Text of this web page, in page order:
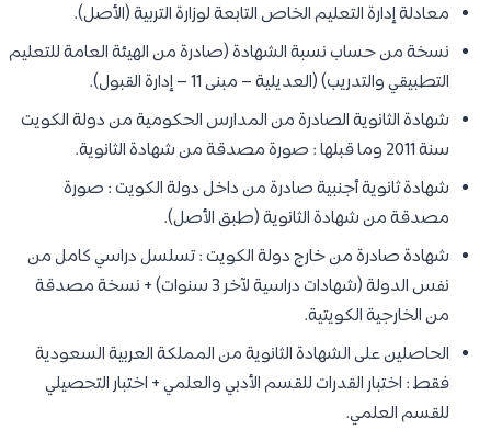
معادلة إدارة التعليم الخاص التابعة لوزارة التربية (الأصل).
نسخة من حساب نسبة الشهادة (صادرة من الهيئة العامة للتعليم
التطبيقي والتدريب) (العديلية – مبنى 11 – إدارة القبول).
شهادة الثانوية الصادرة من المدارس الحكومية من دولة الكويت
سنة 2011 وما قبلها : صورة مصدقة من شهادة الثانوية.
شهادة ثانوية أجنبية صادرة من داخل دولة الكويت : صورة
مصدقة من شهادة الثانوية (طبق الأصل).
شهادة صادرة من خارج دولة الكويت : تسلسل دراسي كامل من
نفس الدولة (شهادات دراسية لآخر 3 سنوات) + نسخة مصدقة
من الخارجية الكويتية.
الحاصلين على الشهادة الثانوية من المملكة العربية السعودية
فقط : اختبار القدرات للقسم الأدبي والعلمي + اختبار التحصيلي
للقسم العلمي.